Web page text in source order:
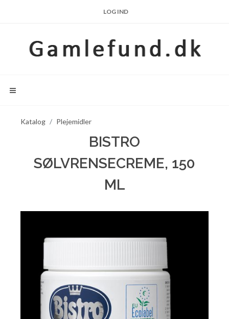
LOG IND
Katalog Plejemidler
BISTRO
SØLVRENSECREME, 150
ML